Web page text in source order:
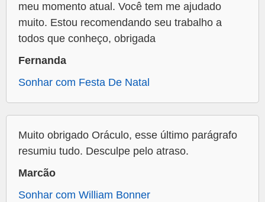
meu momento atual. Você tem me ajudado
muito. Estou recomendando seu trabalho a
todos que conheço, obrigada
Fernanda
Sonhar com Festa De Natal
Muito obrigado Oráculo, esse último parágrafo
resumiu tudo. Desculpe pelo atraso.
Marcão
Sonhar com William Bonner